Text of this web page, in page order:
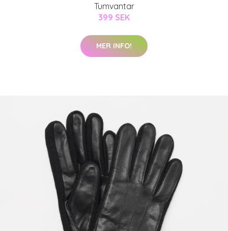
Tumvantar
399 SEK
MER INFO!